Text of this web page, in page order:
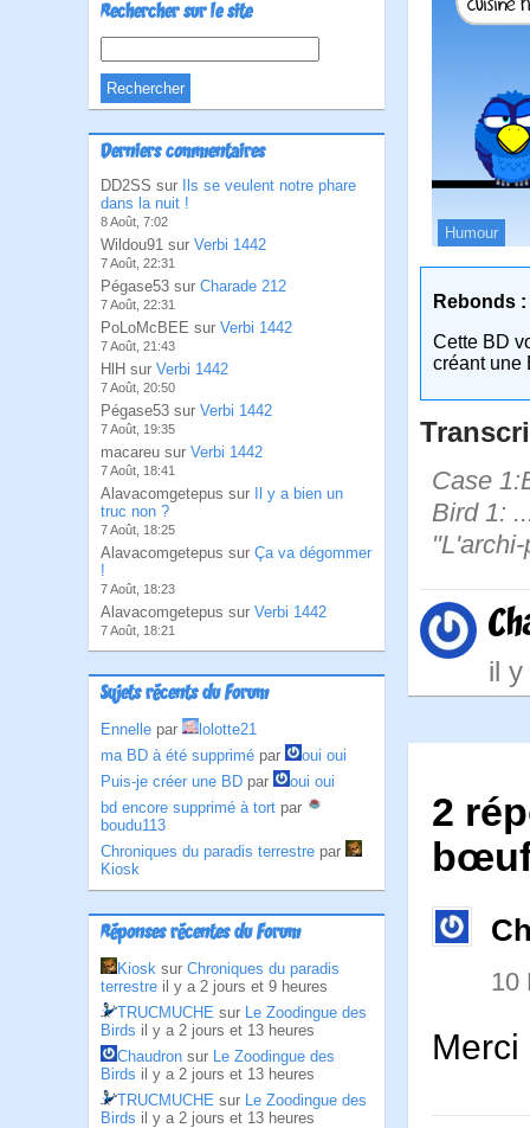
Rechercher sur le site
Derniers commentaires
DD2SS sur
Ils se veulent notre phare
dans la nuit !
8 Août, 7:02
Wildou91 sur Verbi 1442
7 Août, 22:31
Pégase53 sur Charade 212
7 Août, 22:31
PoLoMcBEE sur Verbi 1442
7 Août, 21:43
HlH sur Verbi 1442
7 Août, 20:50
Pégase53 sur Verbi 1442
7 Août, 19:35
macareu sur Verbi 1442
7 Août, 18:41
Alavacomgetepus sur
Il y a bien un
truc non ?
7 Août, 18:25
Alavacomgetepus sur Ça va dégommer
!
7 Août, 18:23
Alavacomgetepus sur Verbi 1442
7 Août, 18:21
Sujets récents du Forum
Ennelle par
lolotte21
ma BD à été supprimé par
oui oui
Puis-je créer une BD par
oui oui
bd encore supprimé à tort par
boudu113
Chroniques du paradis terrestre par
Kiosk
Réponses récentes du Forum
Kiosk sur Chroniques du paradis
terrestre il y a 2 jours et 9 heures
TRUCMUCHE sur Le Zoodingue des
Birds il y a 2 jours et 13 heures
Chaudron sur Le Zoodingue des
Birds il y a 2 jours et 13 heures
TRUCMUCHE sur Le Zoodingue des
Birds il y a 2 jours et 13 heures
Humour
Rebonds :
Cette BD
créant une
Case
Bird 1:
il
2
10